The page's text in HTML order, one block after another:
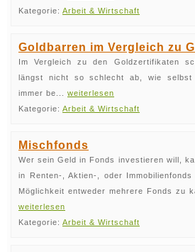
Kategorie: Arbeit & Wirtschaft
Goldbarren im Vergleich zu
Im Vergleich zu den Goldzertifikaten
längst nicht so schlecht ab, wie selbst
immer be... weiterlesen
Kategorie: Arbeit & Wirtschaft
Mischfonds
Wer sein Geld in Fonds investieren will,
in Renten-, Aktien-, oder
Möglichkeit entweder mehrere Fonds zu
weiterlesen
Kategorie: Arbeit & Wirtschaft